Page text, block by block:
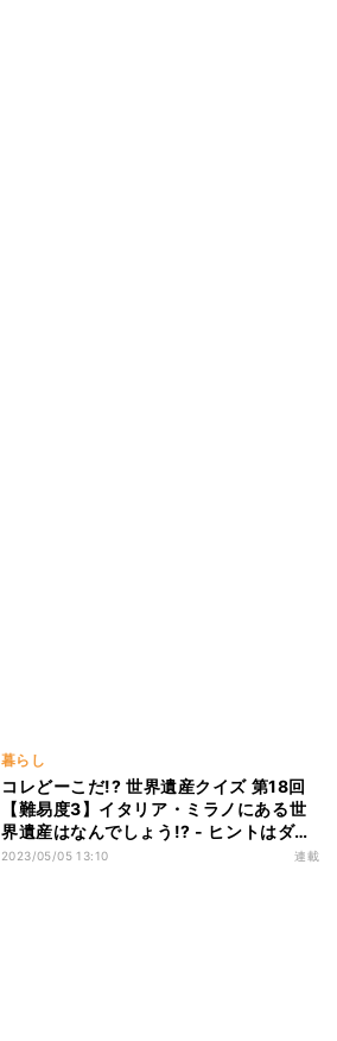
暮らし
コレどーこだ!? 世界遺産クイズ 第18回
【難易度3】イタリア・ミラノにある世
界遺産はなんでしょう!? - ヒントはダ・
ヴィンチの不朽の名作!
2023/05/05 13:10 連載